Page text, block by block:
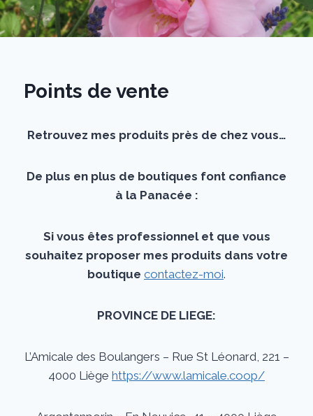
Points de vente
Retrouvez mes produits près de chez vous…
De plus en plus de boutiques font confiance
à la Panacée :
Si vous êtes professionnel et que vous
souhaitez proposer mes produits dans votre
boutique contactez-moi.
PROVINCE DE LIEGE:
L’Amicale des Boulangers – Rue St Léonard, 221 –
4000 Liège https://www.lamicale.coop/